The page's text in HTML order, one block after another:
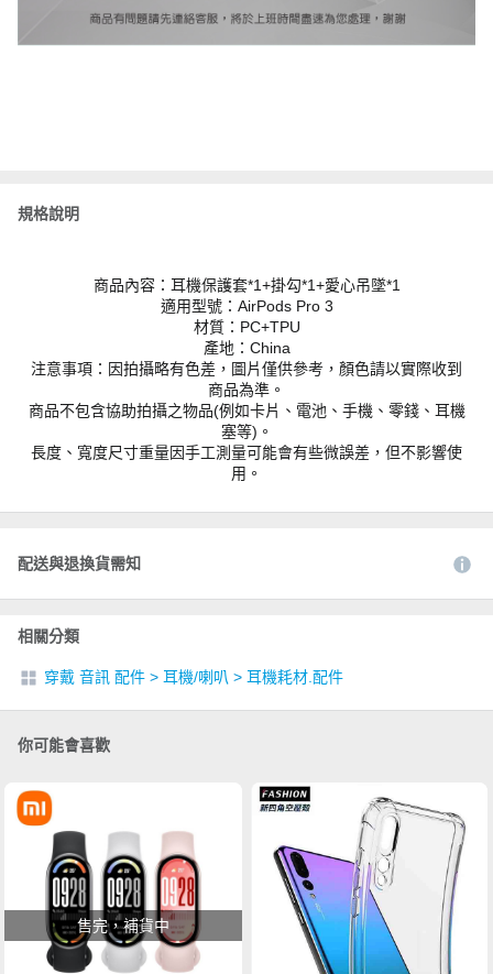
規格說明
商品內容：耳機保護套*1+掛勾*1+愛心吊墜*1
適用型號：AirPods Pro 3
材質：PC+TPU
產地：China
注意事項：因拍攝略有色差，圖片僅供參考，顏色請以實際收到
商品為準。
商品不包含協助拍攝之物品(例如卡片、電池、手機、零錢、耳機
塞等)。
長度、寬度尺寸重量因手工測量可能會有些微誤差，但不影響使
用。
配送與退換貨需知
相關分類
穿戴 音訊 配件 > 耳機/喇叭 > 耳機耗材.配件
你可能會喜歡
售完，補貨中